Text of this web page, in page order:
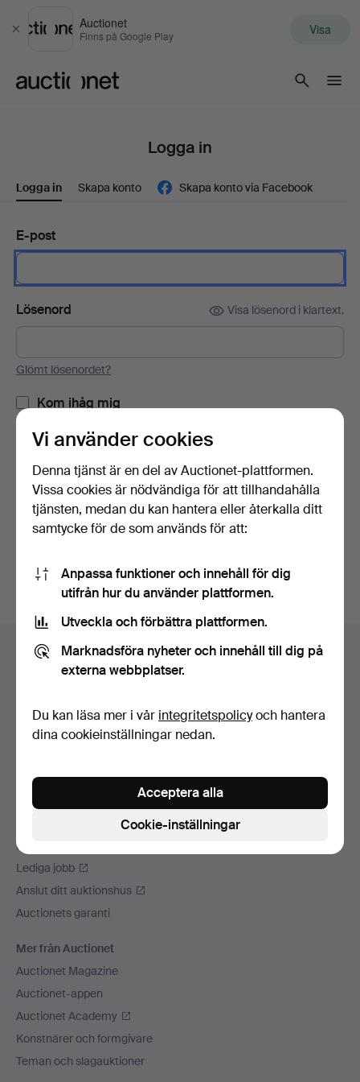
Stäng
Auctionet
Finns på Google Play Visa
Logga in
Logga in Skapa konto Skapa konto via Facebook
E-post
Lösenord Visa lösenord i klartext.
Glömt lösenordet?
Kom ihåg mig
Logga in
eller logga in via Facebook här
Sidfotsnavigation
Hjälp och kontakt
Kontakta support
Betalningsalternativ
Vi skickar med
Auctionet
Press
Lediga jobb
Anslut ditt auktionshus
Auctionets garanti
Mer från Auctionet
Auctionet Magazine
Auctionet-appen
Auctionet Academy
Konstnärer och formgivare
Teman och slagauktioner
Vi använder cookies
Denna tjänst är en del av Auctionet-plattformen.
Vissa cookies är nödvändiga för att tillhandahålla
tjänsten, medan du kan hantera eller återkalla ditt
samtycke för de som används för att:
Anpassa funktioner och innehåll för dig
utifrån hur du använder plattformen.
Utveckla och förbättra plattformen.
Marknadsföra nyheter och innehåll till dig på
externa webbplatser.
Du kan läsa mer i vår integritetspolicyoch hantera
dina cookieinställningar nedan.
Cookie-inställningar
Acceptera alla